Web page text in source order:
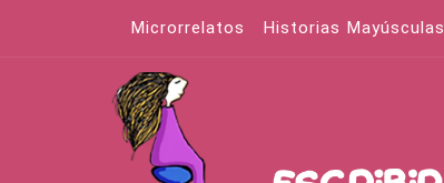
Saltar al contenido
Microrrelatos Historias Mayúsculas